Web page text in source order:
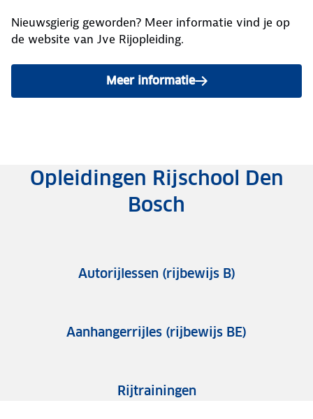
Nieuwsgierig geworden? Meer informatie vind je op
de website van Jve Rijopleiding.
Meer informatie
Opleidingen Rijschool Den
Bosch
Autorijlessen (rijbewijs B)
Aanhangerrijles (rijbewijs BE)
Rijtrainingen